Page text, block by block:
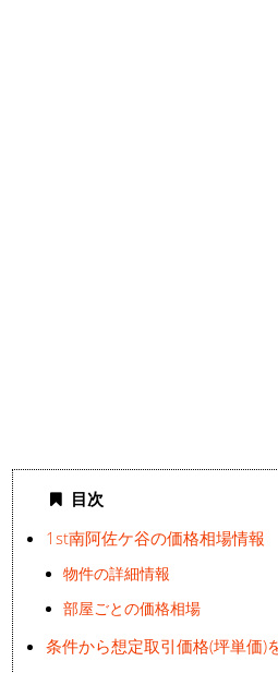
目次
1st南阿佐ケ谷の価格相場情報
物件の詳細情報
部屋ごとの価格相場
条件から想定取引価格(坪単価)